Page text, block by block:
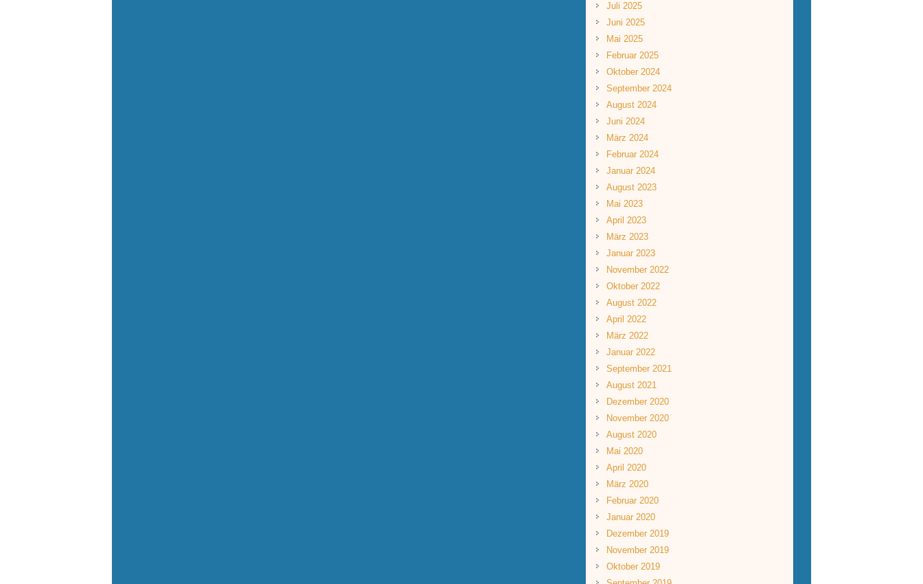
Juli 2025
Juni 2025
Mai 2025
Februar 2025
Oktober 2024
September 2024
August 2024
Juni 2024
März 2024
Februar 2024
Januar 2024
August 2023
Mai 2023
April 2023
März 2023
Januar 2023
November 2022
Oktober 2022
August 2022
April 2022
März 2022
Januar 2022
September 2021
August 2021
Dezember 2020
November 2020
August 2020
Mai 2020
April 2020
März 2020
Februar 2020
Januar 2020
Dezember 2019
November 2019
Oktober 2019